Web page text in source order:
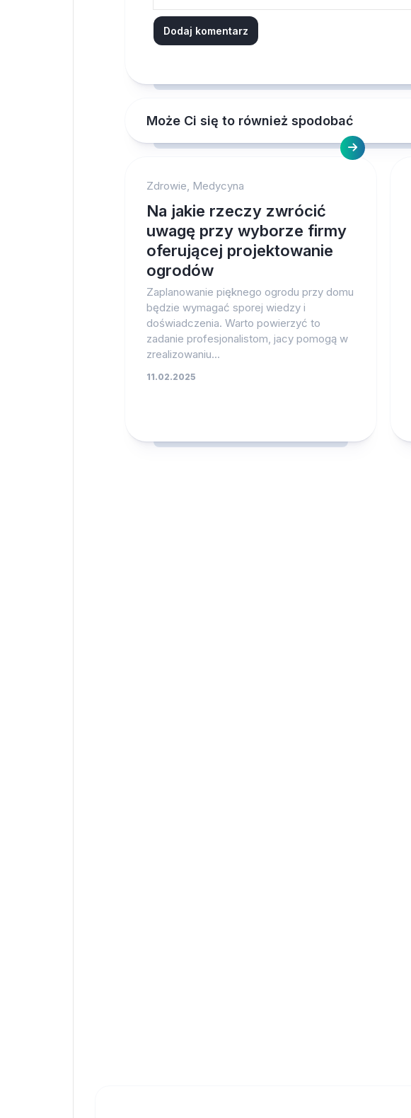
Może Ci się to również spodobać
Zdrowie, Medycyna
Na jakie rzeczy zwrócić
uwagę przy wyborze firmy
oferującej projektowanie
ogrodów
Zaplanowanie pięknego ogrodu przy domu
będzie wymagać sporej wiedzy i
doświadczenia. Warto powierzyć to
zadanie profesjonalistom, jacy pomogą w
zrealizowaniu...
11.02.2025